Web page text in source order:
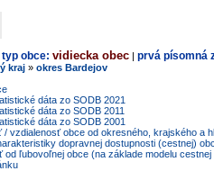
typ obce: vidiecka obec | prvá písomná
kraj » okres Bardejov
dáta zo SODB 2021
dáta zo SODB 2011
dáta zo SODB 2001
vzdialenosť obce od okresného, krajského a
dopravnej dostupnosti (cestnej)
ľubovoľnej obce (na základe modelu cestnej